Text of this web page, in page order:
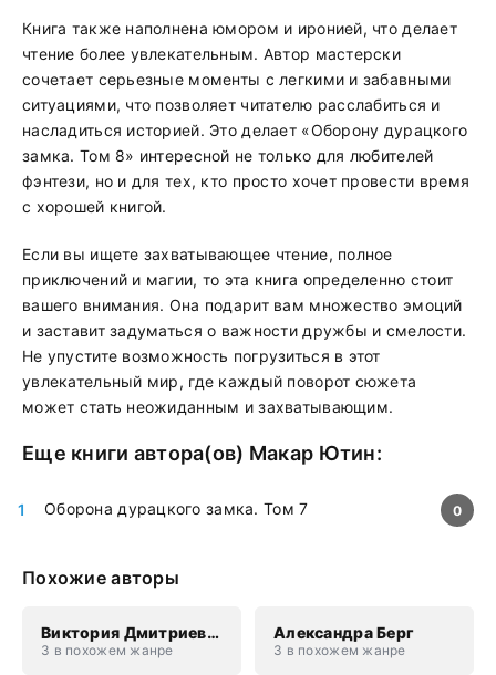
Книга также наполнена юмором и иронией, что делает
чтение более увлекательным. Автор мастерски
сочетает серьезные моменты с легкими и забавными
ситуациями, что позволяет читателю расслабиться и
насладиться историей. Это делает «Оборону дурацкого
замка. Том 8» интересной не только для любителей
фэнтези, но и для тех, кто просто хочет провести время
с хорошей книгой.
Если вы ищете захватывающее чтение, полное
приключений и магии, то эта книга определенно стоит
вашего внимания. Она подарит вам множество эмоций
и заставит задуматься о важности дружбы и смелости.
Не упустите возможность погрузиться в этот
увлекательный мир, где каждый поворот сюжета
может стать неожиданным и захватывающим.
Еще книги автора(ов) Макар Ютин:
Оборона дурацкого замка. Том 7 0
Похожие авторы
Виктория Дмитриевна Свободина
3 в похожем жанре
Александра Берг
3 в похожем жанре